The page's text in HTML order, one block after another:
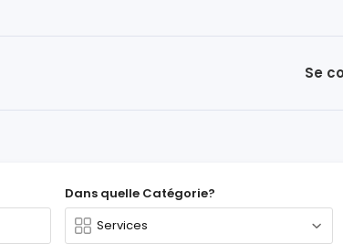
Se
Dans quelle Catégorie?